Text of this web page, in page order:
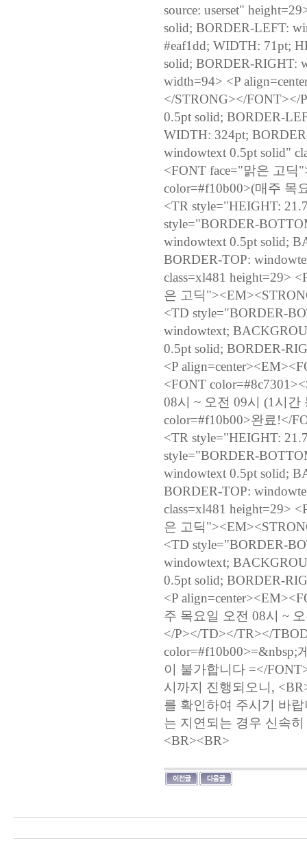
source: userset"
solid; BORDER-LEFT:
#eaf1dd; WIDTH: 71pt;
solid; BORDER-RIGHT:
width=94> <P
</STRONG></FONT></
0.5pt solid; BORDER-
WIDTH: 324pt;
windowtext 0.5pt solid"
<FONT face="맑은 고딕
color=#f10b00>(매주 목
<TR style="HEIGHT:
style="BORDER-
windowtext 0.5pt solid;
BORDER-TOP:
class=xl481 height=29>
은 고딕
<TD style="BORDER-
windowtext;
0.5pt solid; BORDER-
<P
<FONT
08시 ~ 오전 09시 (1시
color=#f10b00>완료!</
<TR style="HEIGHT:
style="BORDER-
windowtext 0.5pt solid;
BORDER-TOP:
class=xl481 height=29>
은 고딕
<TD style="BORDER-
windowtext;
0.5pt solid; BORDER-
<P
주 목요일 오전 08시 ~
</P></TD></TR></
color=#f10b00>=&nbsp;
이 불가합니다 =</
시까지 진행되오니,
를 확인하여 주시기 바
는 지연되는 경우 신속
<BR><BR>